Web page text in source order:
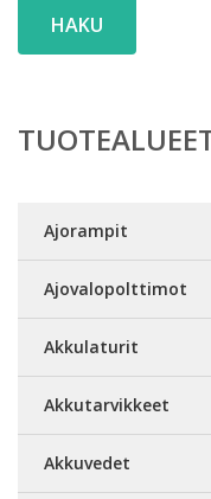
HAKU
Ajorampit
Ajovalopolttimot
Akkulaturit
Akkutarvikkeet
Akkuvedet